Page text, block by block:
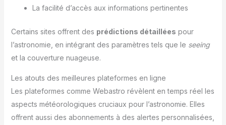
La facilité d’accès aux informations pertinentes
Certains sites offrent des prédictions détaillées pour
l’astronomie, en intégrant des paramètres tels que le seeing
et la couverture nuageuse.
Les atouts des meilleures plateformes en ligne
Les plateformes comme Webastro révèlent en temps réel les
aspects météorologiques cruciaux pour l’astronomie. Elles
offrent aussi des abonnements à des alertes personnalisées,